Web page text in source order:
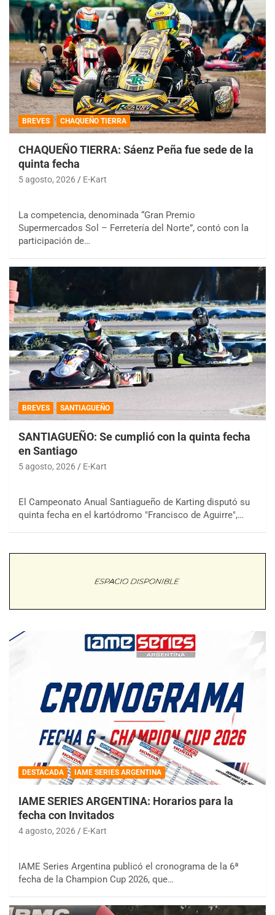
BREVES CHAQUEÑO TIERRA
CHAQUEÑO TIERRA: Sáenz Peña fue sede de la
quinta fecha
5 agosto, 2026 E-Kart
La competencia, denominada “Gran Premio
Supermercados Sol – Ferretería del Norte”, contó con la
participación de…
BREVES SANTIAGUEÑO
SANTIAGUEÑO: Se cumplió con la quinta fecha
en Santiago
5 agosto, 2026 E-Kart
El Campeonato Anual Santiagueño de Karting disputó su
quinta fecha en el kartódromo "Francisco de Aguirre",…
DESTACADA IAME SERIES ARGENTINA
IAME SERIES ARGENTINA: Horarios para la
fecha con Invitados
4 agosto, 2026 E-Kart
IAME Series Argentina publicó el cronograma de la 6ª
fecha de la Champion Cup 2026, que…